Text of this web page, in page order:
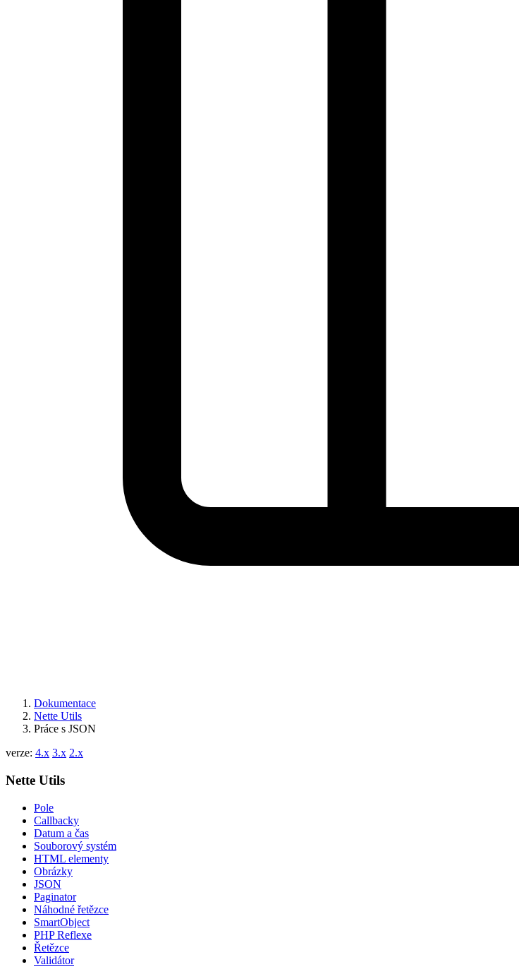
Dokumentace
Nette Utils
Práce s JSON
verze: 4.x 3.x 2.x
Nette Utils
Pole
Callbacky
Datum a čas
Souborový systém
HTML elementy
Obrázky
JSON
Paginator
Náhodné řetězce
SmartObject
PHP Reflexe
Řetězce
Validátor